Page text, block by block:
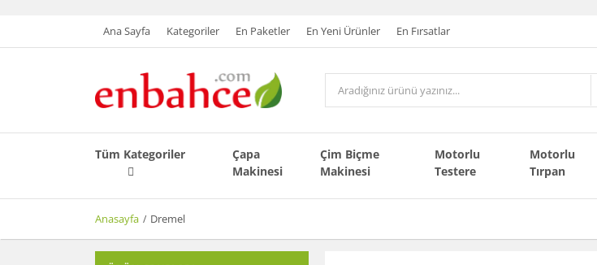
Ana Sayfa Kategoriler En Paketler En Yeni Ürünler En Fırsatlar
Tüm Kategoriler
Çapa
Makinesi
Çim Biçme
Makinesi
Motorlu
Testere
Motorlu
Tırpan
Anasayfa Dremel